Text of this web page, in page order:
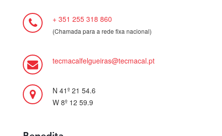
+ 351 255 318 860
(Chamada para a rede fixa nacional)
tecmacalfelgueiras@tecmacal.pt
N 41º 21 54.6
W 8º 12 59.9